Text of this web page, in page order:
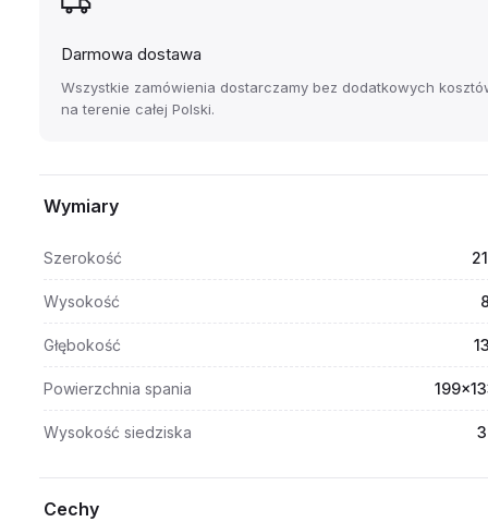
Darmowa dostawa
Wszystkie zamówienia dostarczamy bez dodatkowych
na terenie całej Polski.
Wymiary
Szerokość
Wysokość
Głębokość
Powierzchnia spania
Wysokość siedziska
Cechy